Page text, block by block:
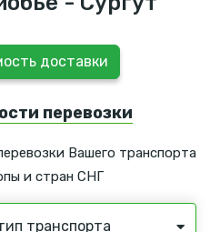
доставки
перевозки
Вашего транспорта
и стран СНГ
транспорта